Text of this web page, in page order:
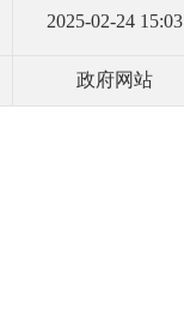
2025-02-24 15:03
政府网站